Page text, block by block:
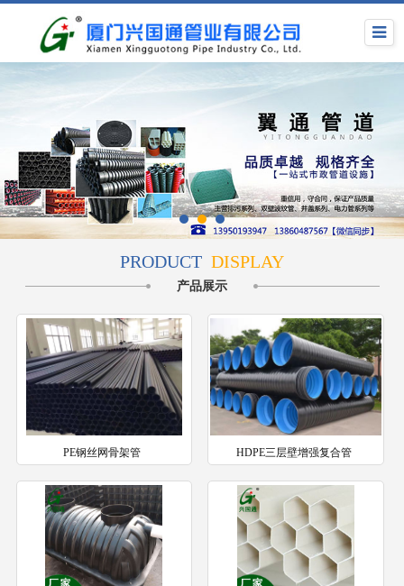
PRODUCT DISPLAY
产品展示
PE钢丝网骨架管 HDPE三层壁增强复合管